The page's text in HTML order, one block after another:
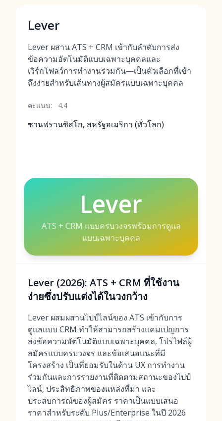
Lever
Lever ผสาน ATS + CRM เข้ากับลำดับการส่ง
ข้อความอัตโนมัติแบบเฉพาะบุคคลและ
เวิร์กโฟลว์การทำงานร่วมกัน—เป็นตัวเลือกที่เข้า
ถึงง่ายสำหรับเส้นทางผู้สมัครแบบเฉพาะบุคคล
คะแนน: 4.4
ซานฟรานซิสโก, สหรัฐอเมริกา (ทั่วโลก)
Lever
ATS + CRM แบบครบวงจรพร้อมการดูแล
แบบเฉพาะบุคคล
Lever (2026): ATS + CRM ที่ใช้งาน
ง่ายซึ่งปรับแต่งได้ในวงกว้าง
Lever ผสมผสานไปป์ไลน์ของ ATS เข้ากับการ
ดูแลแบบ CRM ทำให้สามารถสร้างแคมเปญการ
ส่งข้อความอัตโนมัติแบบเฉพาะบุคคล, โปรไฟล์ผู้
สมัครแบบครบวงจร และข้อเสนอแนะที่มี
โครงสร้าง เป็นที่ยอมรับในด้าน UX การทำงาน
ร่วมกันและการรายงานที่ติดตามสถานะของไปป์
ไลน์, ประสิทธิภาพของแหล่งที่มา และ
ประสบการณ์ของผู้สมัคร ราคาเป็นแบบเสนอ
ราคาสำหรับระดับ Plus/Enterprise ในปี 2026